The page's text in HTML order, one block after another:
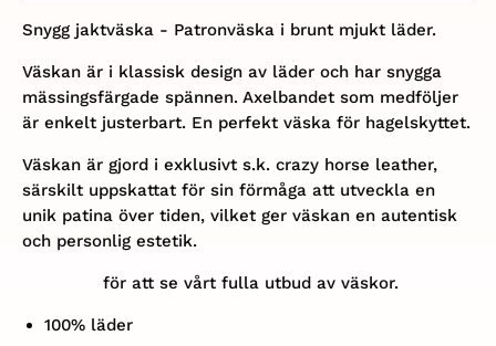
Snygg jaktväska - Patronväska i brunt mjukt läder.
Väskan är i klassisk design av läder och har snygga
mässingsfärgade spännen. Axelbandet som medföljer
är enkelt justerbart. En perfekt väska för hagelskyttet.
Väskan är gjord i exklusivt s.k. crazy horse leather,
särskilt uppskattat för sin förmåga att utveckla en
unik patina över tiden, vilket ger väskan en autentisk
och personlig estetik.
för att se vårt fulla utbud av väskor.
100% läder